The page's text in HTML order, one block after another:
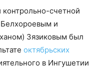
контрольно-счетной
и
Зязиковым был
октябрьских
в Ингушетии